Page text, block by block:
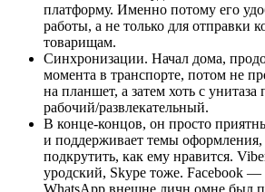
платформу. Именно потому его
работы, а не только для отправки
товарищам.
Синхронизации. Начал дома,
момента в транспорте, потом не
на планшет, а затем хоть с
рабочий/развлекательный.
В конце-концов, он просто
и поддерживает темы
подкрутить, как ему нравится.
уродский, Skype тоже. Facebook —
WhatsApp внешне личн омне был